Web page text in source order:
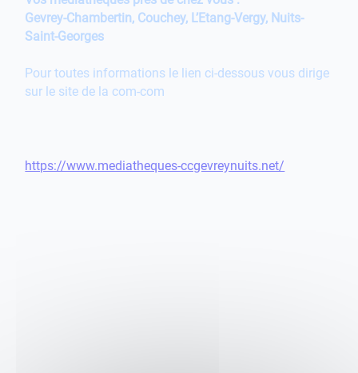
Gevrey-Chambertin, Couchey, L’Etang-Vergy, Nuits-
Saint-Georges
Pour toutes informations le lien ci-dessous vous dirige
sur le site de la com-com
https://www.mediatheques-ccgevreynuits.net/